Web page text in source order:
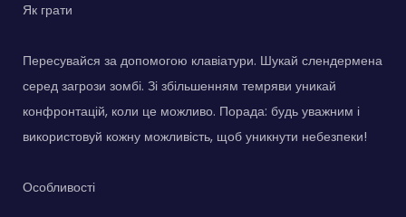
Як грати
Пересувайся за допомогою клавіатури. Шукай слендермена
серед загрози зомбі. Зі збільшенням темряви уникай
конфронтацій, коли це можливо. Порада: будь уважним і
використовуй кожну можливість, щоб уникнути небезпеки!
Особливості